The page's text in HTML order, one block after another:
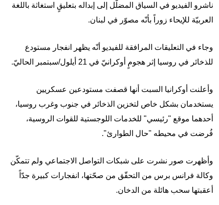
ناشرو الفيديو في السياق المضلّل إلى إبداله بتعليقٍ استغاثة باللغة
العربيّة للإيحاء زوراً بأنّه مصوّر في لبنان.
وجاء في التعليقات المرافقة للفيديو أنّه يظهر انفجار مستودع
للذخائر في روسيا إثر هجومٍ أوكرانيّ في 21 أيلول/سبتمبر الحاليّ.
وأعلنت أوكرانيا السبت أنها قصفت مستودعين عسكريين
يستخدمان بشكل خاص لتخزين الذخائر في جنوب وغرب روسيا،
أحدهما موقع "رئيسي" للخدمات اللوجستية للقوات الروسية،
فُرضت في محيطه "حال الطوارئ".
وأظهرت صور نشرت على شبكات التواصل الاجتماعي ولم تتمكّن
وكالة فرانس برس من التحقّق من صحّتها، انفجارات كبيرة جدّاً
أعقبتها سحب هائلة من الدخان.